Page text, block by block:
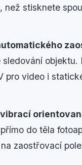
než stisknete
sledování
pro video i
do těla
zaostřovací